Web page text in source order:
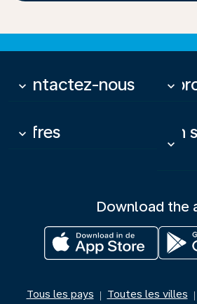
Contactez-nous
keyboard_arrow_down À
keyboard_arrow_down
Offres
keyboard_arrow_down
keyboard_arrow_down
Download the
Tous les pays | Toutes les villes |